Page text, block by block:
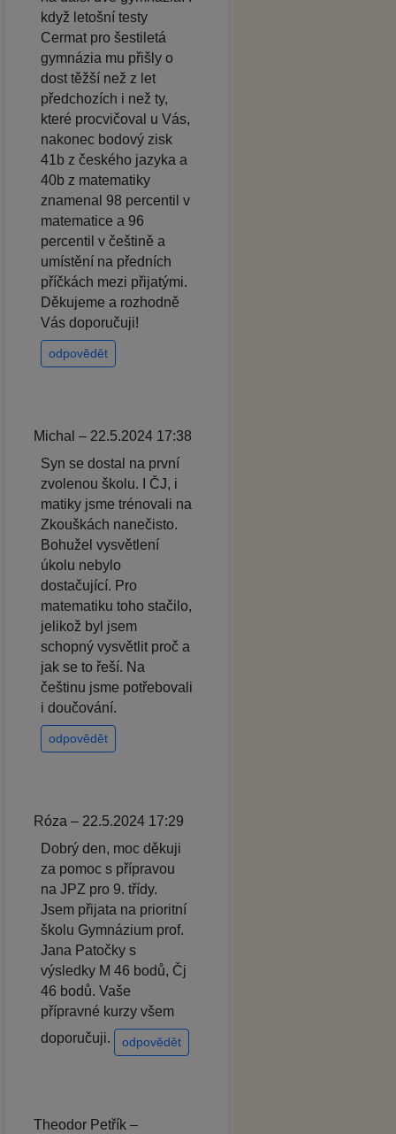
když letošní testy
Cermat pro šestiletá
gymnázia mu přišly o
dost těžší než z let
předchozích i než ty,
které procvičoval u Vás,
nakonec bodový zisk
41b z českého jazyka a
40b z matematiky
znamenal 98 percentil v
matematice a 96
percentil v češtině a
umístění na předních
příčkách mezi přijatými.
Děkujeme a rozhodně
Vás doporučuji!
odpovědět
Michal – 22.5.2024 17:38
Syn se dostal na první
zvolenou školu. I ČJ, i
matiky jsme trénovali na
Zkouškách nanečisto.
Bohužel vysvětlení
úkolu nebylo
dostačující. Pro
matematiku toho stačilo,
jelikož byl jsem
schopný vysvětlit proč a
jak se to řeší. Na
češtinu jsme potřebovali
i doučování.
odpovědět
Róza – 22.5.2024 17:29
Dobrý den, moc děkuji
za pomoc s přípravou
na JPZ pro 9. třídy.
Jsem přijata na prioritní
školu Gymnázium prof.
Jana Patočky s
výsledky M 46 bodů, Čj
46 bodů. Vaše
přípravné kurzy všem
doporučuji.
odpovědět
Theodor Petřík –